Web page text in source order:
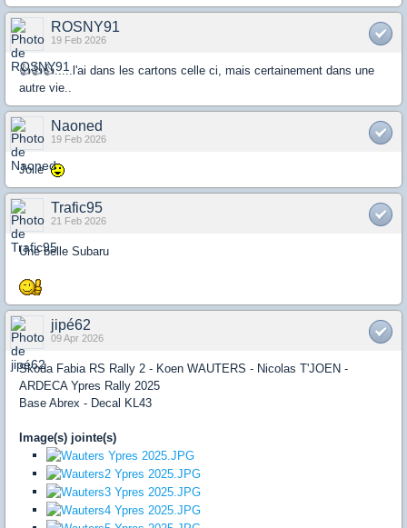
ROSNY91
19 Feb 2026
👍👍👍.....l'ai dans les cartons celle ci, mais certainement dans une
autre vie..
Naoned
19 Feb 2026
Jolie
Trafic95
21 Feb 2026
Une belle Subaru
jipé62
09 Apr 2026
Skoda Fabia RS Rally 2 - Koen WAUTERS - Nicolas T'JOEN -
ARDECA Ypres Rally 2025
Base Abrex - Decal KL43
Image(s) jointe(s)